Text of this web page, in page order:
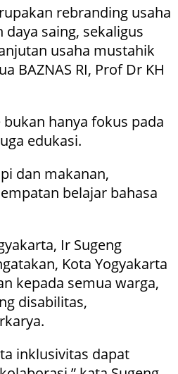
rebranding usaha
saing, sekaligus
usaha mustahik
BAZNAS RI, Prof Dr KH
bukan hanya fokus pada
edukasi.
dan makanan,
belajar bahasa
Ir Sugeng
Kota Yogyakarta
kepada semua warga,
disabilitas,
inklusivitas dapat